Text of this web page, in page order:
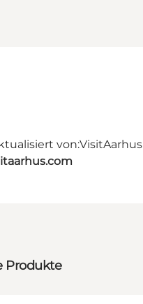
von:VisitAarhus
Produkte